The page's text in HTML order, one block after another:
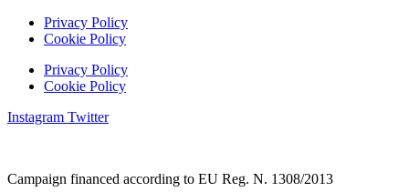
Privacy Policy
Cookie Policy
Privacy Policy
Cookie Policy
Instagram Twitter
Campaign financed according to EU Reg. N. 1308/2013